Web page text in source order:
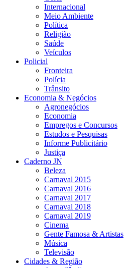
Internacional
Meio Ambiente
Política
Religião
Saúde
Veículos
Policial
Fronteira
Polícia
Trânsito
Economia & Negócios
Agronegócios
Economia
Empregos e Concursos
Estudos e Pesquisas
Informe Publicitário
Justiça
Caderno JN
Beleza
Carnaval 2015
Carnaval 2016
Carnaval 2017
Carnaval 2018
Carnaval 2019
Cinema
Gente Famosa & Artistas
Música
Televisão
Cidades & Região